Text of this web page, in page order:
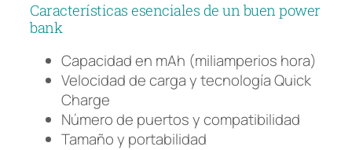
Características esenciales de un buen power
bank
Capacidad en mAh (miliamperios hora)
Velocidad de carga y tecnología Quick
Charge
Número de puertos y compatibilidad
Tamaño y portabilidad